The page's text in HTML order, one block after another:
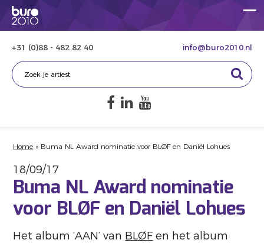
+31 (0)88 - 482 82 40 info@buro2010.nl
Home » Buma NL Award nominatie voor BLØF en Daniël Lohues
18/09/17
Buma NL Award nominatie
voor BLØF en Daniël Lohues
Het album ‘AAN’ van BLØF en het album